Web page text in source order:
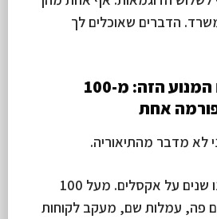
הדברים שאוכלים לך
הסיפור שלי עם המנוע הזה: מ-100
אחת
לא מדבר מהתיאוריה.
בעסק שלי התנהלנו שנים על אקסלים. מעל 100
פה, עמלות שם, מעקב לקוחות